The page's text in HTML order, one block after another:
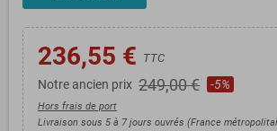
236,55 € TTC
Notre ancien prix 249,00 € -5%
Hors frais de port
Livraison sous 5 à 7 jours ouvrés (France